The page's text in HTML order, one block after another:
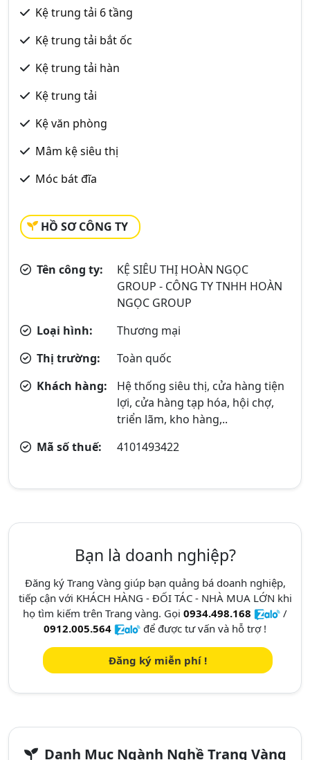
Kệ trung tải 6 tầng
Kệ trung tải bắt ốc
Kệ trung tải hàn
Kệ trung tải
Kệ văn phòng
Mâm kệ siêu thị
Móc bát đĩa
HỒ SƠ CÔNG TY
Tên công ty:
KỆ SIÊU THỊ HOÀN NGỌC
GROUP - CÔNG TY TNHH HOÀN
NGỌC GROUP
Loại hình:
Thương mại
Thị trường:
Toàn quốc
Khách hàng:
Hệ thống siêu thị, cửa hàng tiện
lợi, cửa hàng tạp hóa, hội chợ,
triển lãm, kho hàng,..
Mã số thuế:
4101493422
Bạn là doanh nghiệp?
Đăng ký Trang Vàng giúp bạn quảng bá doanh nghiệp,
tiếp cận với KHÁCH HÀNG - ĐỐI TÁC - NHÀ MUA LỚN khi
họ tìm kiếm trên Trang vàng. Gọi 0934.498.168
/
0912.005.564
để được tư vấn và hỗ trợ !
Đăng ký miễn phí !
Danh Mục Ngành Nghề Trang Vàng